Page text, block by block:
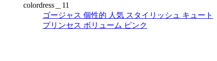
colordress＿11
ゴージャス 個性的 人気 スタイリッシュ キュート
プリンセス ボリューム ピンク